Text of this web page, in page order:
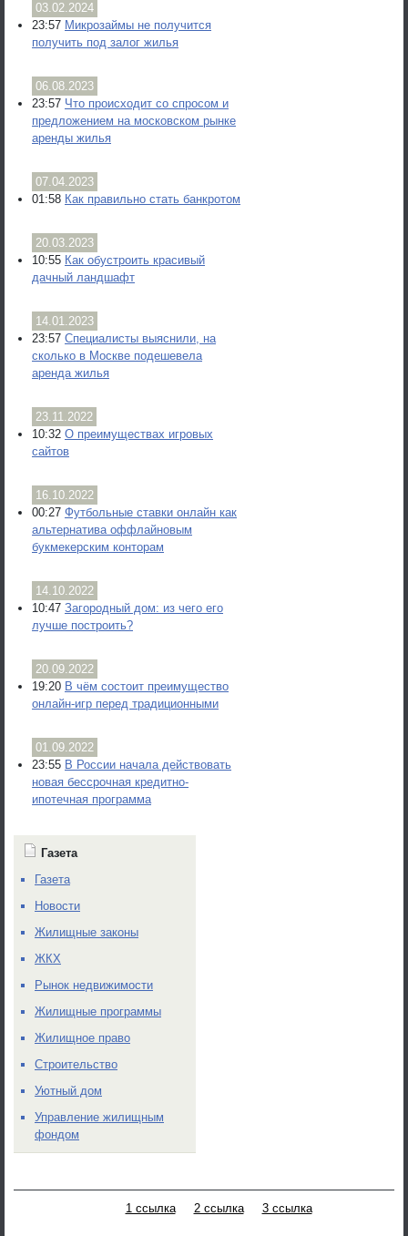
03.02.2024
23:57 Микрозаймы не получится
получить под залог жилья
06.08.2023
23:57 Что происходит со спросом и
предложением на московском рынке
аренды жилья
07.04.2023
01:58 Как правильно стать банкротом
20.03.2023
10:55 Как обустроить красивый
дачный ландшафт
14.01.2023
23:57 Специалисты выяснили, на
сколько в Москве подешевела
аренда жилья
23.11.2022
10:32 О преимуществах игровых
сайтов
16.10.2022
00:27 Футбольные ставки онлайн как
альтернатива оффлайновым
букмекерским конторам
14.10.2022
10:47 Загородный дом: из чего его
лучше построить?
20.09.2022
19:20 В чём состоит преимущество
онлайн-игр перед традиционными
01.09.2022
23:55 В России начала действовать
новая бессрочная кредитно-
ипотечная программа
Газета
Газета
Новости
Жилищные законы
ЖКХ
Рынок недвижимости
Жилищные программы
Жилищное право
Строительство
Уютный дом
Управление жилищным
фондом
1 ссылка 2 ссылка 3 ссылка